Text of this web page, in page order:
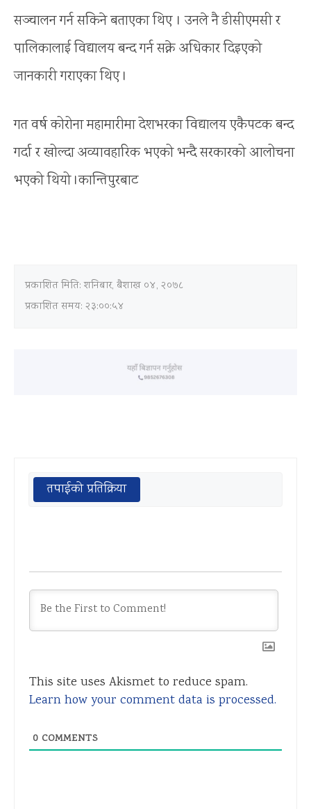
सञ्चालन गर्न सकिने बताएका थिए । उनले नै डीसीएमसी र
पालिकालाई विद्यालय बन्द गर्न सक्ने अधिकार दिइएको
जानकारी गराएका थिए ।
गत वर्ष कोरोना महामारीमा देशभरका विद्यालय एकैपटक बन्द
गर्दा र खोल्दा अव्यावहारिक भएको भन्दै सरकारको आलोचना
भएको थियो ।कान्तिपुरबाट
प्रकाशित मिति:शनिबार, बैशाख ०४, २०७८
प्रकाशित समय: २३:००:५४
तपाईको प्रतिक्रिया
This site uses Akismet to reduce spam.
Learn how your comment data is processed.
0 COMMENTS